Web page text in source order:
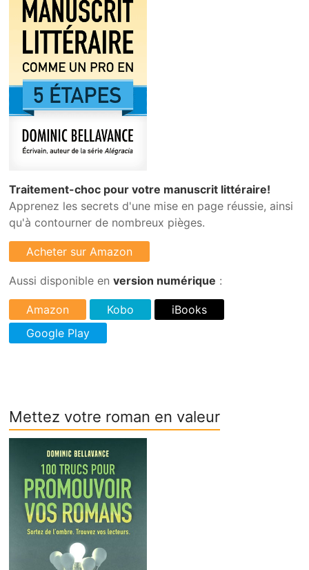
Traitement-choc pour votre manuscrit littéraire!
Apprenez les secrets d'une mise en page réussie, ainsi
qu'à contourner de nombreux pièges.
Aussi disponible enversion numérique :
Mettez votre roman en valeur